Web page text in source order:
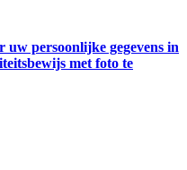
persoonlijke gegevens in
met foto te